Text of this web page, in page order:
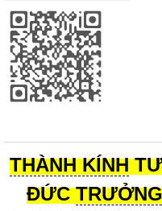
THÀNH KÍNH
ĐỨC